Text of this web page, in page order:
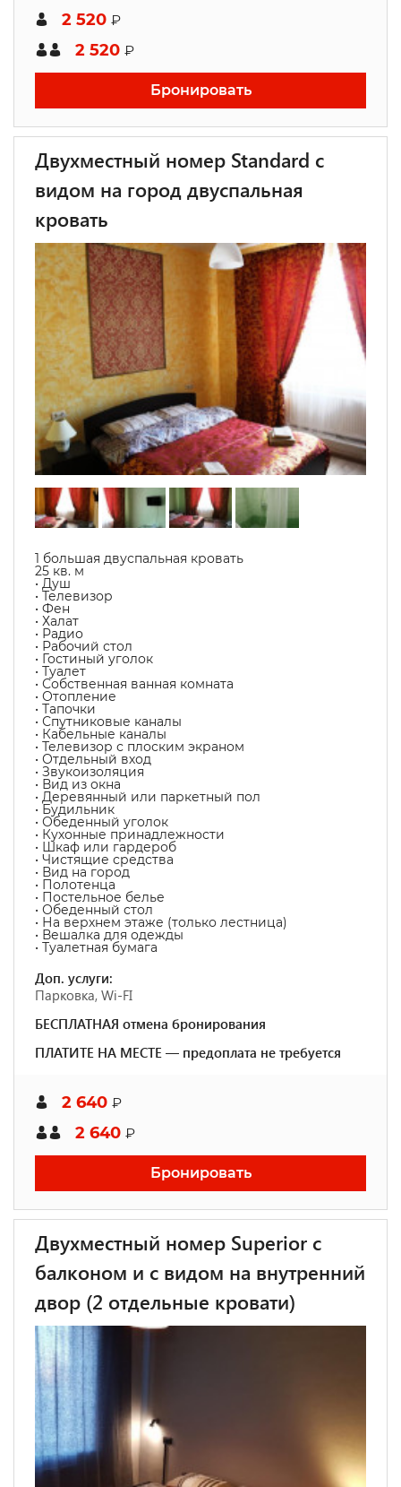
2 520 ₽
2 520 ₽
Бронировать
Двухместный номер Standard с
видом на город двуспальная
кровать
1 большая двуспальная кровать
25 кв. м
• Душ
• Телевизор
• Фен
• Халат
• Радио
• Рабочий стол
• Гостиный уголок
• Туалет
• Собственная ванная комната
• Отопление
• Тапочки
• Спутниковые каналы
• Кабельные каналы
• Телевизор с плоским экраном
• Отдельный вход
• Звукоизоляция
• Вид из окна
• Деревянный или паркетный пол
• Будильник
• Обеденный уголок
• Кухонные принадлежности
• Шкаф или гардероб
• Чистящие средства
• Вид на город
• Полотенца
• Постельное белье
• Обеденный стол
• На верхнем этаже (только лестница)
• Вешалка для одежды
• Туалетная бумага
Доп. услуги:
Парковка, Wi-FI
БЕСПЛАТНАЯ отмена бронирования
ПЛАТИТЕ НА МЕСТЕ — предоплата не требуется
2 640 ₽
2 640 ₽
Бронировать
Двухместный номер Superior с
балконом и с видом на внутренний
двор (2 отдельные кровати)